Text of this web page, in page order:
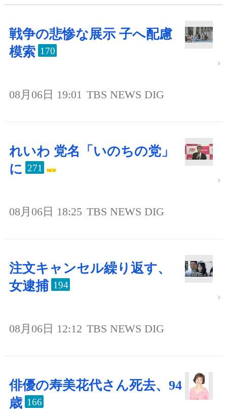
戦争の悲惨な展示 子へ配慮
模索 170
08月06日 19:01 TBS NEWS DIG
れいわ 党名「いのちの党」
に 271
08月06日 18:25 TBS NEWS DIG
注文キャンセル繰り返す、
女逮捕 194
08月06日 12:12 TBS NEWS DIG
俳優の寿美花代さん死去、94
歳 166